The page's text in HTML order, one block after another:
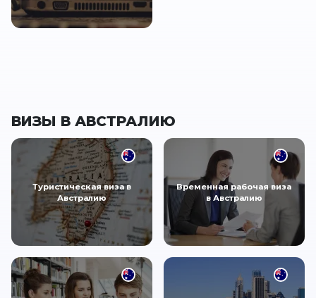
ВИЗЫ В АВСТРАЛИЮ
Туристическая виза в
Австралию
Временная рабочая виза
в Австралию